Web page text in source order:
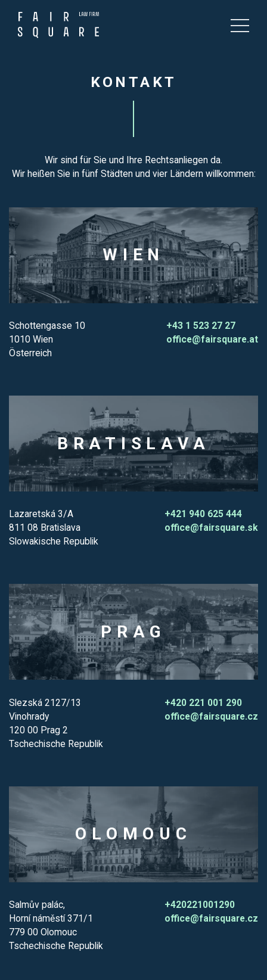
KONTAKT
Wir sind für Sie und Ihre Rechtsanliegen da.
Wir heißen Sie in fünf Städten und vier Ländern willkommen:
WIEN
Schottengasse 10
1010 Wien
Österreich
+43 1 523 27 27
office@fairsquare.at
BRATISLAVA
Lazaretská 3/A
811 08 Bratislava
Slowakische Republik
+421 940 625 444
office@fairsquare.sk
PRAG
Slezská 2127/13
Vinohrady
120 00 Prag 2
Tschechische Republik
+420 221 001 290
office@fairsquare.cz
OLOMOUC
Salmův palác,
Horní náměstí 371/1
779 00 Olomouc
Tschechische Republik
+420221001290
office@fairsquare.cz